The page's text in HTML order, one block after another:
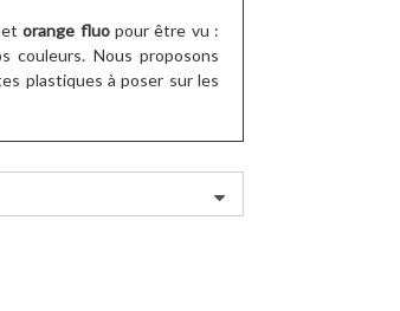
et orange fluopour être vu :
couleurs. Nous proposons
plastiques à poser sur les